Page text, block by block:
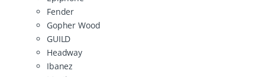
Fender
Gopher Wood
GUILD
Headway
Ibanez